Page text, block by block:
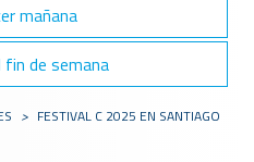
mañana
fin de semana
> FESTIVAL C 2025 EN SANTIAGO